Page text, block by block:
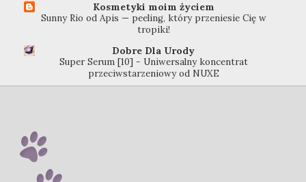
Kosmetyki moim życiem
Sunny Rio od Apis — peeling, który przeniesie Cię w
tropiki!
Dobre Dla Urody
Super Serum [10] - Uniwersalny koncentrat
przeciwstarzeniowy od NUXE